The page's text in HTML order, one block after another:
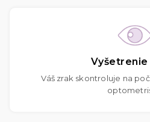
Vyšetrenie
Váš zrak skontroluje na